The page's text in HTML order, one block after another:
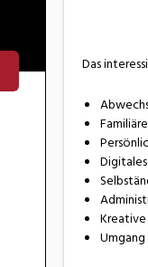
Das